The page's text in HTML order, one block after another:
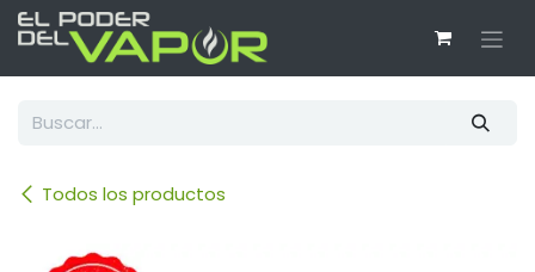
Ir al contenido
Todos los productos